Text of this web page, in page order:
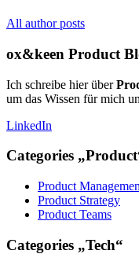
All author posts
ox&keen Product
Ich schreibe hier über
um das Wissen für mich
LinkedIn
Categories
Product
Product Strategy
Product Teams
Categories „Tech“